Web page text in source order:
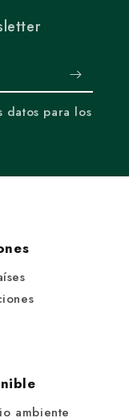
datos para los
ambiente